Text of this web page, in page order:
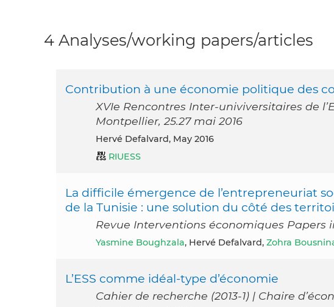
4 Analyses/working papers/articles
Contribution à une économie politique des
XVIe Rencontres Inter-univiversitaires de
Montpellier, 25.27 mai 2016
Hervé Defalvard, May 2016
RIUESS
La difficile émergence de l’entrepreneuriat
de la Tunisie : une solution du côté des
Revue Interventions économiques Papers
Yasmine Boughzala, Hervé Defalvard, Zohra
L’ESS comme idéal-type d’économie
Cahier de recherche (2013-1) | Chaire